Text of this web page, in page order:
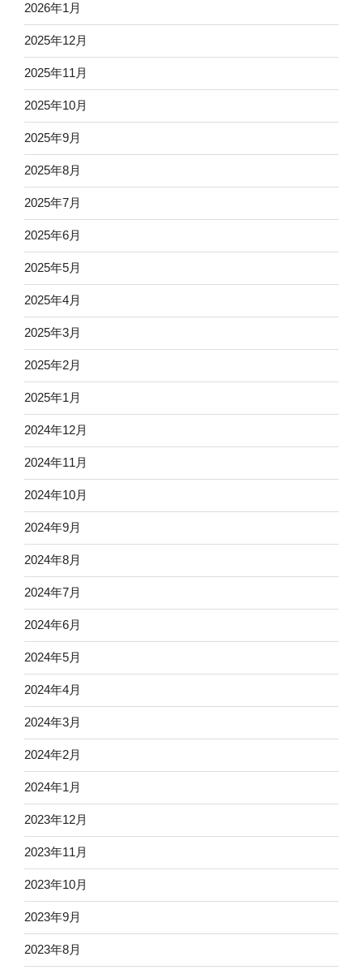
2026年1月
2025年12月
2025年11月
2025年10月
2025年9月
2025年8月
2025年7月
2025年6月
2025年5月
2025年4月
2025年3月
2025年2月
2025年1月
2024年12月
2024年11月
2024年10月
2024年9月
2024年8月
2024年7月
2024年6月
2024年5月
2024年4月
2024年3月
2024年2月
2024年1月
2023年12月
2023年11月
2023年10月
2023年9月
2023年8月